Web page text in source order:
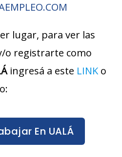
lugar, para ver las
o registrarte como
ingresá a este LINK o
En UALÁ